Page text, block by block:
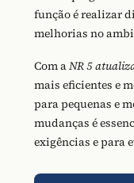
função é realizar
melhorias no
Com aNR 5
mais eficientes e
para pequenas e
mudanças é
exigências e para